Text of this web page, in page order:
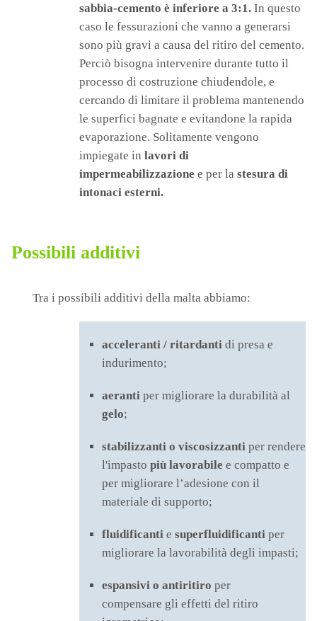
sabbia-cemento è inferiore a 3:1. In questo
caso le fessurazioni che vanno a generarsi
sono più gravi a causa del ritiro del cemento.
Perciò bisogna intervenire durante tutto il
processo di costruzione chiudendole, e
cercando di limitare il problema mantenendo
le superfici bagnate e evitandone la rapida
evaporazione. Solitamente vengono
impiegate in lavori di
impermeabilizzazione e per la stesura di
intonaci esterni.
Possibili additivi
Tra i possibili additivi della malta abbiamo:
acceleranti / ritardanti di presa e
indurimento;
aeranti per migliorare la durabilità al
gelo;
stabilizzanti o viscosizzanti per rendere
l'impasto più lavorabile e compatto e
per migliorare l’adesione con il
materiale di supporto;
fluidificanti e superfluidificanti per
migliorare la lavorabilità degli impasti;
espansivi o antiritiro per
compensare gli effetti del ritiro